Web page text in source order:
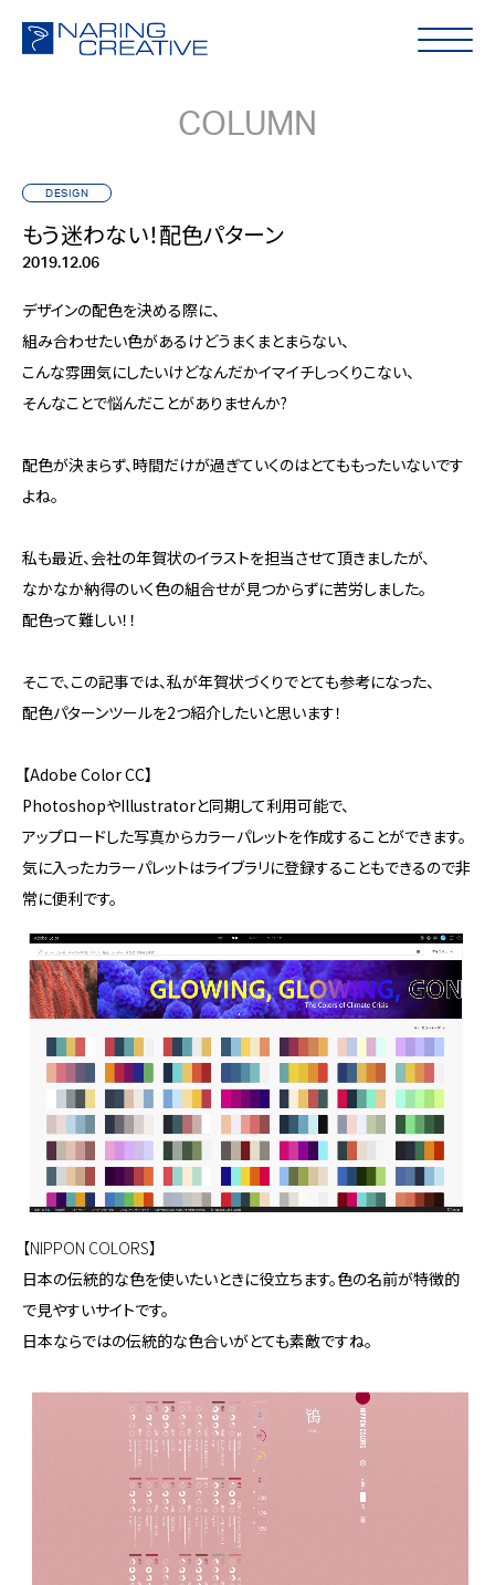
COLUMN
DESIGN
もう迷わない！配色パターン
2019.12.06
デザインの配色を決める際に、
組み合わせたい色があるけどうまくまとまらない、
こんな雰囲気にしたいけどなんだかイマイチしっくりこない、
そんなことで悩んだことがありませんか?
配色が決まらず、時間だけが過ぎていくのはとてももったいないです
よね。
私も最近、会社の年賀状のイラストを担当させて頂きましたが、
なかなか納得のいく色の組合せが見つからずに苦労しました。
配色って難しい！！
そこで、この記事では、私が年賀状づくりでとても参考になった、
配色パターンツールを2つ紹介したいと思います！
【Adobe Color CC】
PhotoshopやIllustratorと同期して利用可能で、
アップロードした写真からカラーパレットを作成することができます。
気に入ったカラーパレットはライブラリに登録することもできるので非
常に便利です。
【NIPPON COLORS】
日本の伝統的な色を使いたいときに役立ちます。色の名前が特徴的
で見やすいサイトです。
日本ならではの伝統的な色合いがとても素敵ですね。